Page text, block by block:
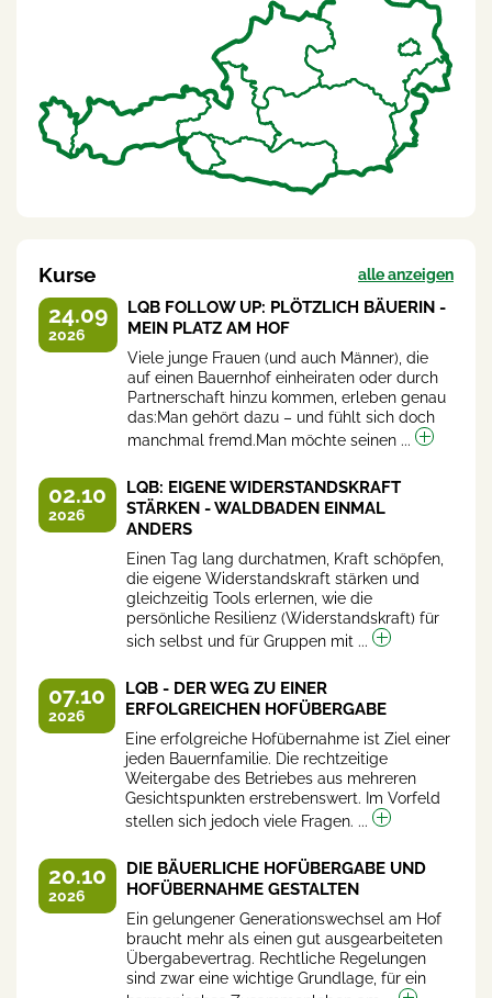
Kurse alle anzeigen
24.09
2026
LQB FOLLOW UP: PLÖTZLICH BÄUERIN -
MEIN PLATZ AM HOF
Viele junge Frauen (und auch Männer), die
auf einen Bauernhof einheiraten oder durch
Partnerschaft hinzu kommen, erleben genau
das:Man gehört dazu – und fühlt sich doch
manchmal fremd.Man möchte seinen ...
02.10
2026
LQB: EIGENE WIDERSTANDSKRAFT
STÄRKEN - WALDBADEN EINMAL
ANDERS
Einen Tag lang durchatmen, Kraft schöpfen,
die eigene Widerstandskraft stärken und
gleichzeitig Tools erlernen, wie die
persönliche Resilienz (Widerstandskraft) für
sich selbst und für Gruppen mit ...
07.10
2026
LQB - DER WEG ZU EINER
ERFOLGREICHEN HOFÜBERGABE
Eine erfolgreiche Hofübernahme ist Ziel einer
jeden Bauernfamilie. Die rechtzeitige
Weitergabe des Betriebes aus mehreren
Gesichtspunkten erstrebenswert. Im Vorfeld
stellen sich jedoch viele Fragen. ...
20.10
2026
DIE BÄUERLICHE HOFÜBERGABE UND
HOFÜBERNAHME GESTALTEN
Ein gelungener Generationswechsel am Hof
braucht mehr als einen gut ausgearbeiteten
Übergabevertrag. Rechtliche Regelungen
sind zwar eine wichtige Grundlage, für ein